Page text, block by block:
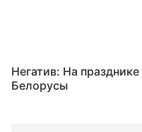
Негатив: На
Белорусы